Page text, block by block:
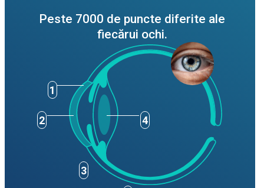
Peste 7000 de puncte diferite ale
fiecărui ochi.
3
2
1
4